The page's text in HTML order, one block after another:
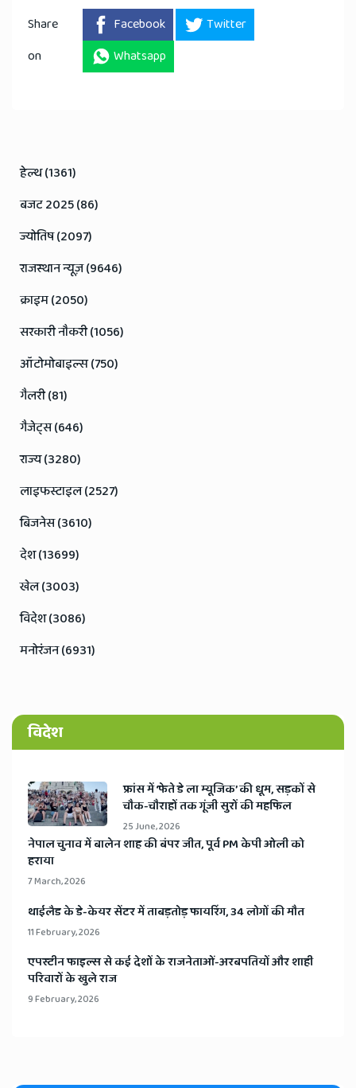
Share
on
Facebook
Twitter
Whatsapp
हेल्थ (1361)
बजट 2025 (86)
ज्योतिष (2097)
राजस्थान न्यूज़ (9646)
क्राइम (2050)
सरकारी नौकरी (1056)
ऑटोमोबाइल्स (750)
गैलरी (81)
गैजेट्स (646)
राज्य (3280)
लाइफस्टाइल (2527)
बिजनेस (3610)
देश (13699)
खेल (3003)
विदेश (3086)
मनोरंजन (6931)
विदेश
​फ्रांस में ‘फेते डे ला म्यूजिक’ की धूम, सड़कों से
चौक-चौराहों तक गूंजी सुरों की महफिल
25 June, 2026
​नेपाल चुनाव में बालेन शाह की बंपर जीत, पूर्व PM केपी ओली को
हराया
7 March, 2026
​थाईलैड के डे-केयर सेंटर में ताबड़तोड़ फायरिंग, 34 लोगों की मौत
11 February, 2026
​एपस्टीन फाइल्स से कई देशों के राजनेताओं-अरबपतियों और शाही
परिवारों के खुले राज
9 February, 2026